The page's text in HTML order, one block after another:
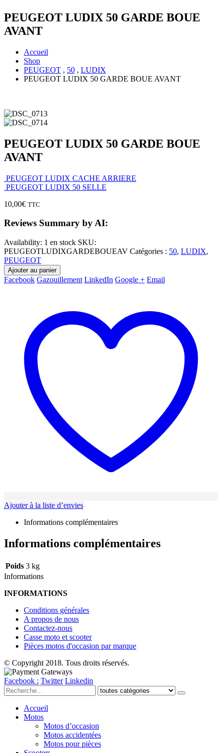
PEUGEOT LUDIX 50 GARDE BOUE
AVANT
Accueil
Shop
PEUGEOT , 50 , LUDIX
PEUGEOT LUDIX 50 GARDE BOUE AVANT
PEUGEOT LUDIX 50 GARDE BOUE
AVANT
PEUGEOT LUDIX CACHE ARRIERE
PEUGEOT LUDIX 50 SELLE
10,00€ TTC
Reviews Summary by AI:
Availability: 1 en stock SKU:
PEUGEOTLUDIXGARDEBOUEAV Catégories : 50, LUDIX,
PEUGEOT
Ajouter au panier
Facebook Gazouillement LinkedIn Google + Email
Ajouter à la liste d’envies
Informations complémentaires
Informations complémentaires
Poids 3 kg
Informations
INFORMATIONS
Conditions générales
A propos de nous
Contactez-nous
Casse moto et scooter
Pièces motos d'occasion par marque
© Copyright 2018. Tous droits réservés.
Facebook : Twitter Linkedin
Accueil
Motos
Motos d’occasion
Motos accidentées
Motos pour pièces